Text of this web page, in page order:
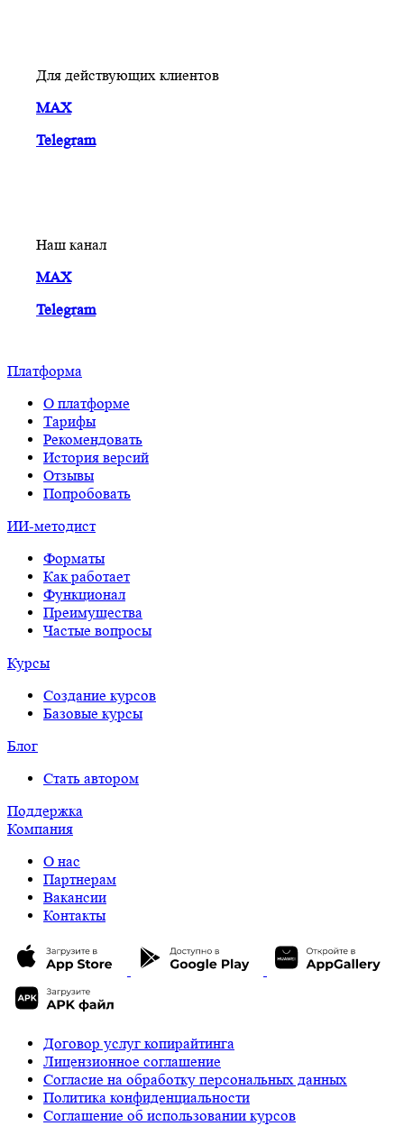
Для действующих клиентов
MAX
Telegram
Наш канал
MAX
Telegram
Платформа
О платформе
Тарифы
Рекомендовать
История версий
Отзывы
Попробовать
ИИ-методист
Форматы
Как работает
Функционал
Преимущества
Частые вопросы
Курсы
Создание курсов
Базовые курсы
Блог
Стать автором
Поддержка
Компания
О нас
Партнерам
Вакансии
Контакты
Договор услуг копирайтинга
Лицензионное соглашение
Cогласие на обработку персональных данных
Политика конфиденциальности
Соглашение об использовании курсов